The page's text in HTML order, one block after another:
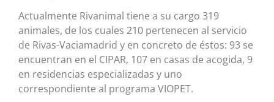
Actualmente Rivanimal tiene a su cargo 319
animales, de los cuales 210 pertenecen al servicio
de Rivas-Vaciamadrid y en concreto de éstos: 93 se
encuentran en el CIPAR, 107 en casas de acogida, 9
en residencias especializadas y uno
correspondiente al programa VIOPET.